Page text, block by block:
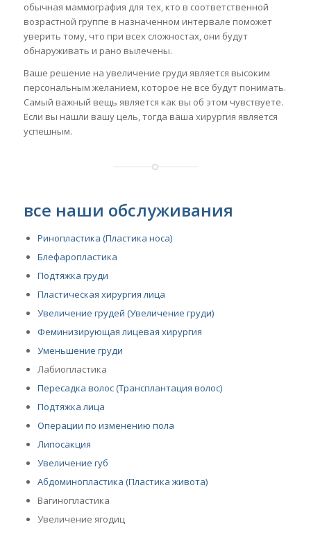
обычная маммография для тех, кто в соответственной
возрастной группе в назначенном интервале поможет
уверить тому, что при всех сложностах, они будут
обнаруживать и рано вылечены.
Ваше решение на увеличение груди является высоким
персональным желанием, которое не все будут понимать.
Самый важный вещь является как вы об этом чувствуете.
Если вы нашли вашу цель, тогда ваша хирургия является
успешным.
все наши обслуживания
Ринопластика (Пластика носа)
Блефаропластика
Подтяжка груди
Пластическая хирургия лица
Увеличение грудей (Увеличение груди)
Феминизирующая лицевая хирургия
Уменьшение груди
Лабиопластика
Пересадка волос (Трансплантация волос)
Подтяжка лица
Операции по изменению пола
Липосакция
Увеличение губ
Абдоминопластика (Пластика живота)
Вагинопластика
Увеличение ягодиц